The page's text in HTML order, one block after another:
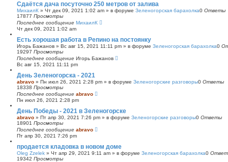
Сдаётся дача посуточно 250 метров от залива
МихаилК » Чт дек 09, 2021 1:02 am » в форуме Зеленогорская барахолка0 Ответы
17877 Просмотры
Последнее сообщение МихаилК
Чт дек 09, 2021 1:02 am
Есть хорошая работа в Репино на постоянку
Игорь Бажанов » Вс авг 15, 2021 11:11 pm » в форуме Зеленогорская барахолка0
19297 Просмотры
Последнее сообщение Игорь Бажанов
Вс авг 15, 2021 11:11 pm
День Зеленогорска - 2021
abravo » Пн июл 26, 2021 2:28 pm » в форуме Зеленогорские разговоры0 Ответы
18338 Просмотры
Последнее сообщение abravo
Пн июл 26, 2021 2:28 pm
День Победы - 2021 в Зеленогорске
abravo » Пт апр 30, 2021 7:26 pm » в форуме Зеленогорские разговоры0 Ответы
18901 Просмотры
Последнее сообщение abravo
Пт апр 30, 2021 7:26 pm
продается кладовка в новом доме
Oleg Zzelek » Чт апр 29, 2021 9:11 am » в форуме Зеленогорская барахолка0
19342 Просмотры